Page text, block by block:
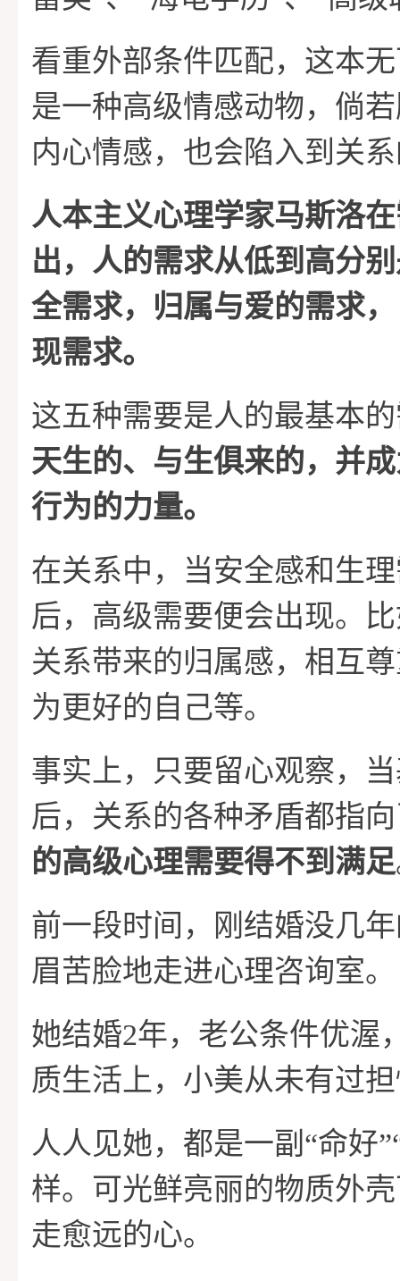
看重外部条件匹配，这本
是一种高级情感动物，倘
内心情感，也会陷入到关
人本主义心理学家马斯洛
出，人的需求从低到高分
全需求，归属与爱的需求
现需求。
这五种需要是人的最基本
天生的、与生俱来的，并
行为的力量。
在关系中，当安全感和生
后，高级需要便会出现。
关系带来的归属感，相互
为更好的自己等。
事实上，只要留心观察，
后，关系的各种矛盾都指
的高级心理需要得不到满足
前一段时间，刚结婚没几
眉苦脸地走进心理咨询室。
她结婚2年，老公条件优渥
质生活上，小美从未有过
人人见她，都是一副“命好
样。可光鲜亮丽的物质外
走愈远的心。